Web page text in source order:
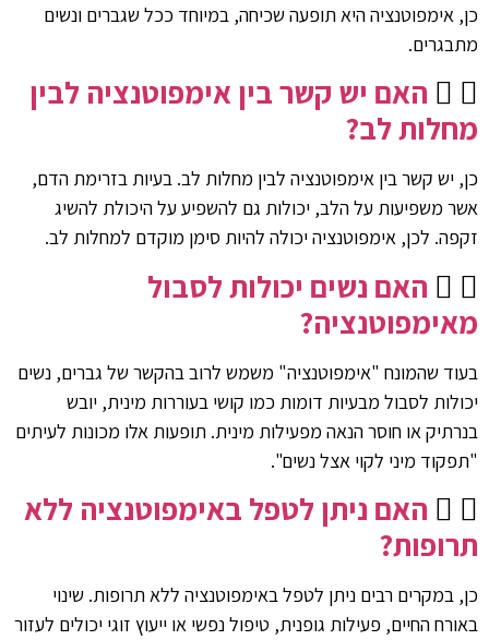
כן, אימפוטנציה היא תופעה שכיחה, במיוחד ככל שגברים ונשים
מתבגרים.
האם יש קשר בין אימפוטנציה לבין
מחלות לב?
כן, יש קשר בין אימפוטנציה לבין מחלות לב. בעיות בזרימת הדם,
אשר משפיעות על הלב, יכולות גם להשפיע על היכולת להשיג
זקפה. לכן, אימפוטנציה יכולה להיות סימן מוקדם למחלות לב.
האם נשים יכולות לסבול
מאימפוטנציה?
בעוד שהמונח "אימפוטנציה" משמש לרוב בהקשר של גברים, נשים
יכולות לסבול מבעיות דומות כמו קושי בעוררות מינית, יובש
בנרתיק או חוסר הנאה מפעילות מינית. תופעות אלו מכונות לעיתים
"תפקוד מיני לקוי אצל נשים".
האם ניתן לטפל באימפוטנציה ללא
תרופות?
כן, במקרים רבים ניתן לטפל באימפוטנציה ללא תרופות. שינוי
באורח החיים, פעילות גופנית, טיפול נפשי או ייעוץ זוגי יכולים לעזור